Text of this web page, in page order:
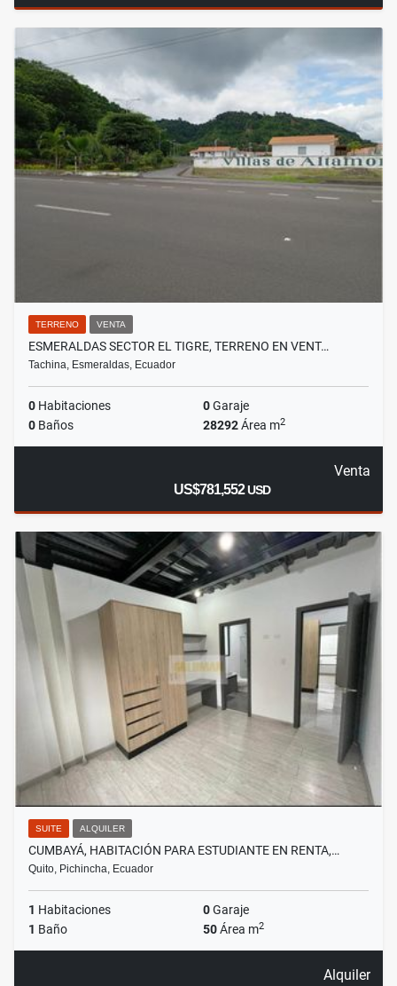
TERRENO VENTA
ESMERALDAS SECTOR EL TIGRE, TERRENO EN VENT…
Tachina, Esmeraldas, Ecuador
0 Habitaciones 0Garaje
0 Baños 28292Área m2
Venta
US$781,552USD
SUITE ALQUILER
CUMBAYÁ, HABITACIÓN PARA ESTUDIANTE EN RENTA,…
Quito, Pichincha, Ecuador
1 Habitaciones 0Garaje
1 Baño 50Área m2
Alquiler